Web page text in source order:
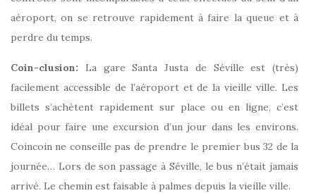
aéroport, on se retrouve rapidement à faire la queue et à
perdre du temps.
Coin-clusion: La gare Santa Justa de Séville est (très)
facilement accessible de l’aéroport et de la vieille ville. Les
billets s’achètent rapidement sur place ou en ligne, c’est
idéal pour faire une excursion d’un jour dans les environs.
Coincoin ne conseille pas de prendre le premier bus 32 de la
journée… Lors de son passage à Séville, le bus n’était jamais
arrivé. Le chemin est faisable à palmes depuis la vieille ville.